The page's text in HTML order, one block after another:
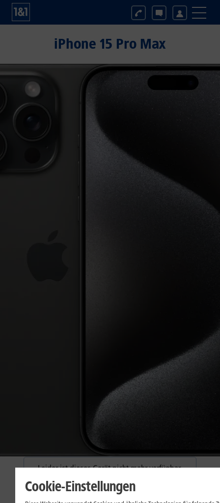
iPhone 15 Pro Max
Leider ist dieses Gerät nicht mehr verfügbar.
Wählen Sie stattdessen eines unserer anderen
Top-Geräte.
Cookie-Einstellungen